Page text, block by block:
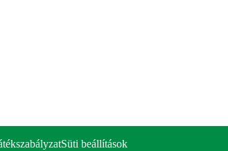
Süti beállítások